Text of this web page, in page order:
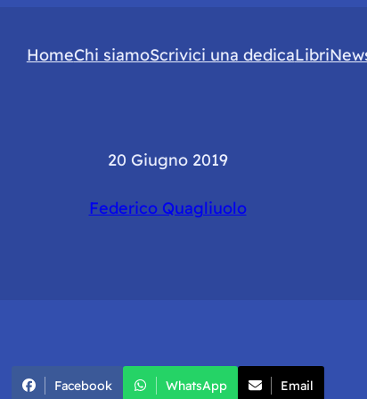
HomeChi siamoScrivici una dedicaLibri
20 Giugno 2019
Federico Quagliuolo
Facebook WhatsApp Email